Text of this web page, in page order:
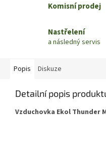
Komisní prodej
Nastřelení
a následný servis
Popis Diskuze
Detailní popis
Vzduchovka Ekol Thunder